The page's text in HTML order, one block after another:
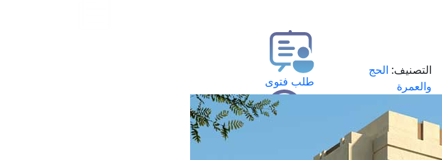
التصنيف: الحج
والعمرة
طلب فتوى